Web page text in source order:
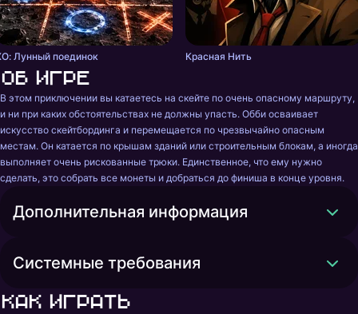
Лунный поединок Красная Нить
Об игре
В этом приключении вы катаетесь на скейте по очень опасному маршруту,
и ни при каких обстоятельствах не должны упасть. Обби осваивает
искусство скейтбординга и перемещается по чрезвычайно опасным
местам. Он катается по крышам зданий или строительным блокам, а иногда
выполняет очень рискованные трюки. Единственное, что ему нужно
сделать, это собрать все монеты и добраться до финиша в конце уровня.
Дополнительная информация
Системные требования
Как играть